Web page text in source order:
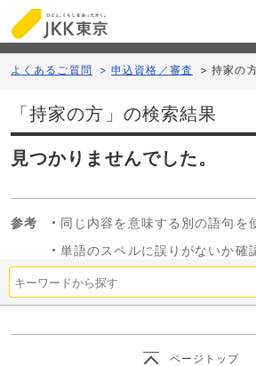
よくあるご質問 > 申込資格／審査 > 持家の
「持家の方」の検索結果
見つかりませんでした。
参考
同じ内容を意味する別の語句を
単語のスペルに誤りがないか確
ページトップ